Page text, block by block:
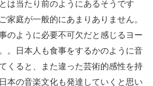
は当たり前のようにあるそうです
家庭が一般的にあまりありません。
のように必要不可欠だと感じるヨー
。日本人も食事をするかのように音
くると、また違った芸術的感性を持
本の音楽文化も発達していくと思い